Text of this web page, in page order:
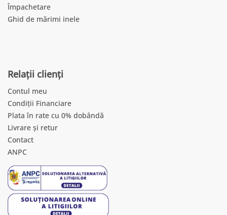
Împachetare
Ghid de mărimi inele
Relații clienți
Contul meu
Condiții Financiare
Plata în rate cu 0% dobândă
Livrare și retur
Contact
ANPC